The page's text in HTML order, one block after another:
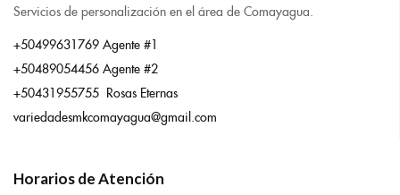
Servicios de personalización en el área de Comayagua.
+50499631769 Agente #1
+50489054456 Agente #2
+50431955755 Rosas Eternas
variedadesmkcomayagua@gmail.com
Horarios de Atención